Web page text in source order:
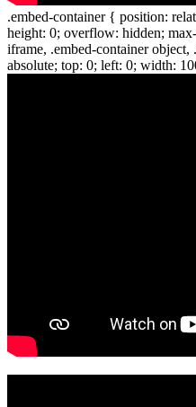
.embed-container { position:
height: 0; overflow: hidden;
iframe, .embed-container
absolute; top: 0; left: 0; width: